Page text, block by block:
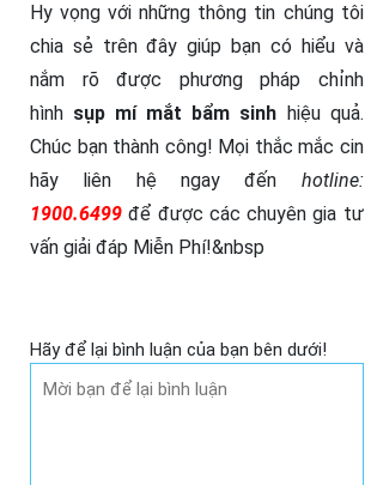
Hy vọng với những thông tin chúng tôi
chia sẻ trên đây giúp bạn có hiểu và
nắm rõ được phương pháp chỉnh
hình sụp mí mắt bẩm sinh hiệu quả.
Chúc bạn thành công! Mọi thắc mắc cin
hãy liên hệ ngay đến hotline:
1900.6499 để được các chuyên gia tư
vấn giải đáp Miễn Phí!&nbsp
Hãy để lại bình luận của bạn bên dưới!